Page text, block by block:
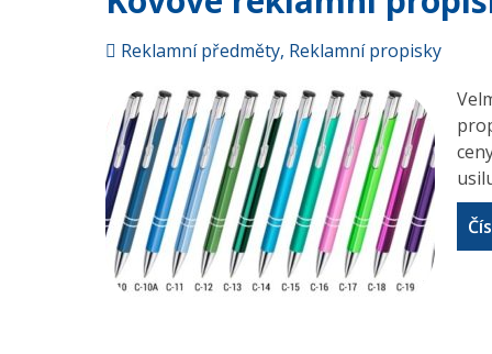
Reklamní předměty, Reklamní propisky